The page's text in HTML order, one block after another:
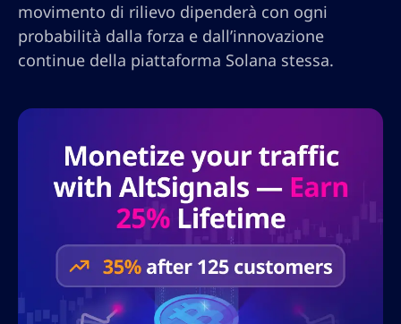
movimento di rilievo dipenderà con ogni
probabilità dalla forza e dall’innovazione
continue della piattaforma Solana stessa.